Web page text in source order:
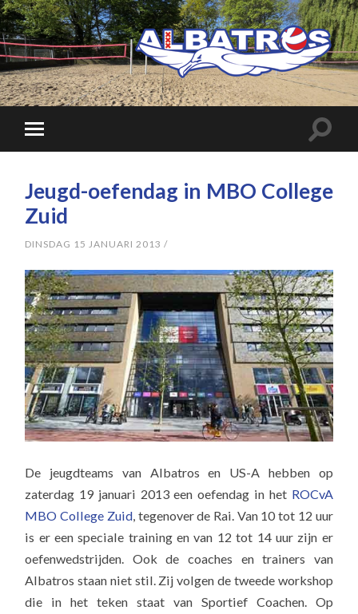
Jeugd-oefendag in MBO College
Zuid
DINSDAG 15 JANUARI 2013 /
De jeugdteams van Albatros en US-A hebben op
zaterdag 19 januari 2013 een oefendag in het ROCvA
MBO College Zuid, tegenover de Rai. Van 10 tot 12 uur
is er een speciale training en van 12 tot 14 uur zijn er
oefenwedstrijden. Ook de coaches en trainers van
Albatros staan niet stil. Zij volgen de tweede workshop
die in het teken staat van Sportief Coachen. Op